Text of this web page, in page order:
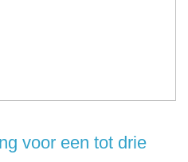
voor een tot drie